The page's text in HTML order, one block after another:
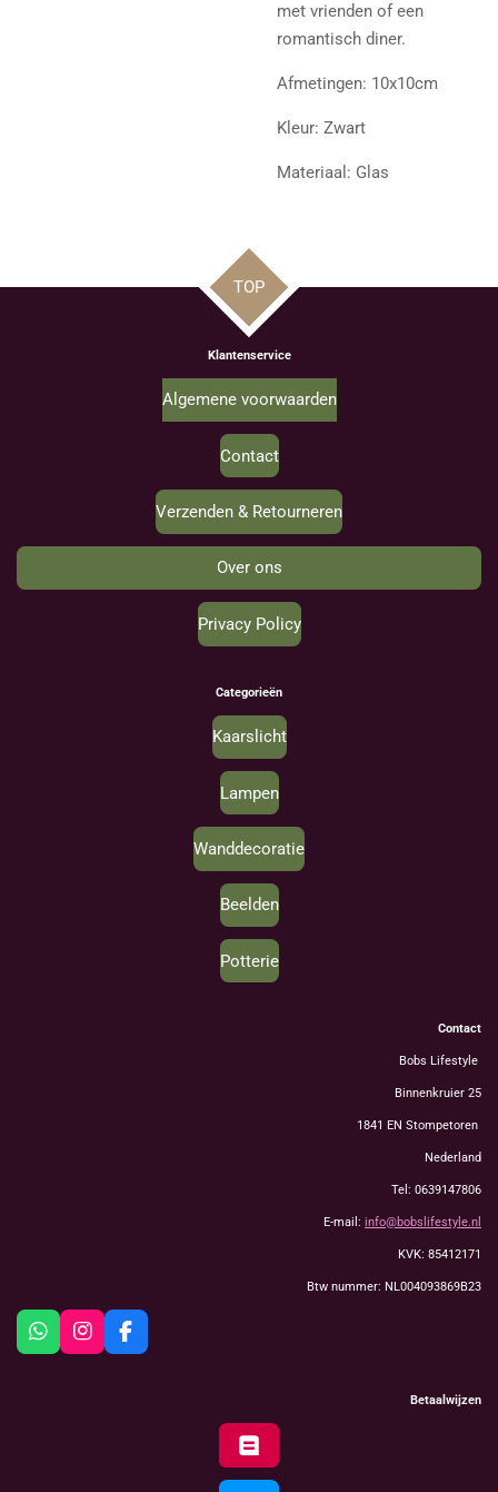
met vrienden of een
romantisch diner.
Afmetingen: 10x10cm
Kleur: Zwart
Materiaal: Glas
TOP
Klantenservice
Algemene voorwaarden
Contact
Verzenden & Retourneren
Over ons
Privacy Policy
Categorieën
Kaarslicht
Lampen
Wanddecoratie
Beelden
Potterie
Contact
Bobs Lifestyle
Binnenkruier 25
1841 EN Stompetoren
Nederland
Tel: 0639147806
E-mail: info@bobslifestyle.nl
KVK: 85412171
Btw nummer: NL004093869B23
W
h
I
n
F
a
Betaalwijzen